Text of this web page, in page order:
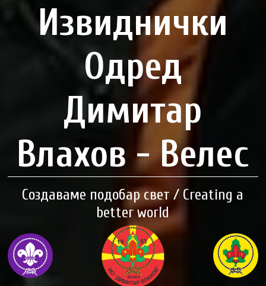
Извиднички
Одред
Димитар
Влахов - Велес
Создаваме подобар свет / Creating a
better world